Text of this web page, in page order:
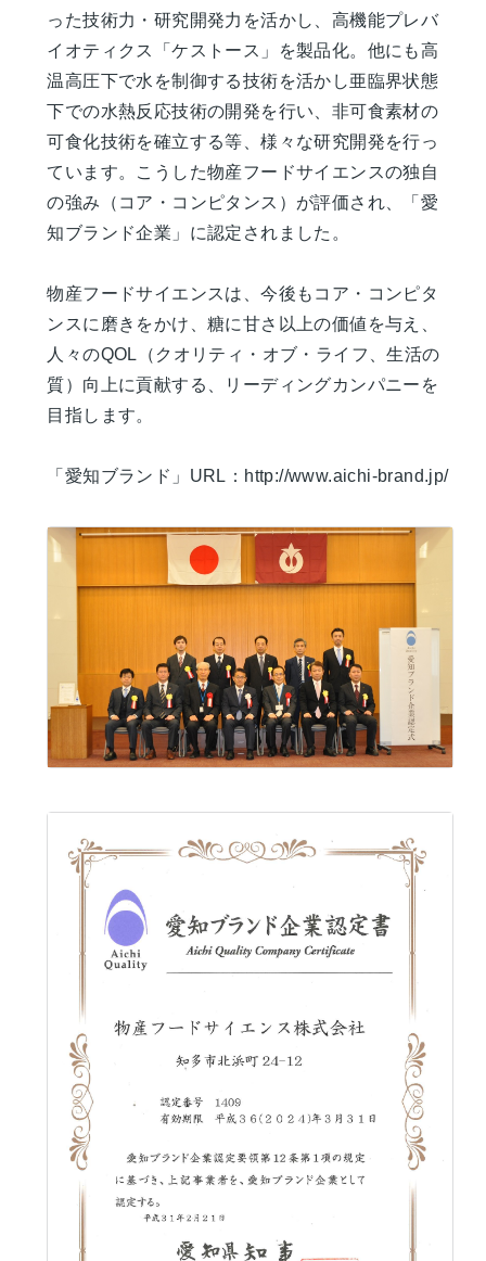
った技術力・研究開発力を活かし、高機能プレバ
イオティクス「ケストース」を製品化。他にも高
温高圧下で水を制御する技術を活かし亜臨界状態
下での水熱反応技術の開発を行い、非可食素材の
可食化技術を確立する等、様々な研究開発を行っ
ています。こうした物産フードサイエンスの独自
の強み（コア・コンピタンス）が評価され、「愛
知ブランド企業」に認定されました。
物産フードサイエンスは、今後もコア・コンピタ
ンスに磨きをかけ、糖に甘さ以上の価値を与え、
人々のQOL（クオリティ・オブ・ライフ、生活の
質）向上に貢献する、リーディングカンパニーを
目指します。
「愛知ブランド」URL： http://www.aichi-brand.jp/